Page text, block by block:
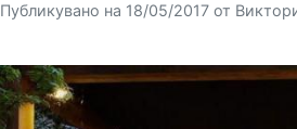
Публикувано на 18/05/2017 от